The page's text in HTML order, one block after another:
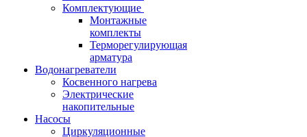
Комплектующие
Монтажные
комплекты
Терморегулирующая
арматура
Водонагреватели
Косвенного нагрева
Электрические
накопительные
Насосы
Циркуляционные